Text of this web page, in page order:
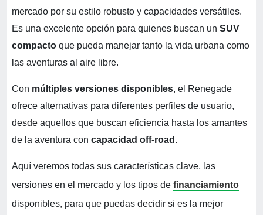
mercado por su estilo robusto y capacidades versátiles.
Es una excelente opción para quienes buscan un SUV
compacto que pueda manejar tanto la vida urbana como
las aventuras al aire libre.
Con múltiples versiones disponibles, el Renegade
ofrece alternativas para diferentes perfiles de usuario,
desde aquellos que buscan eficiencia hasta los amantes
de la aventura con capacidad off-road .
Aquí veremos todas sus características clave, las
versiones en el mercado y los tipos de financiamiento
disponibles, para que puedas decidir si es la mejor